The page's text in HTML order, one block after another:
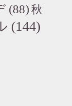
(88)秋
(144)